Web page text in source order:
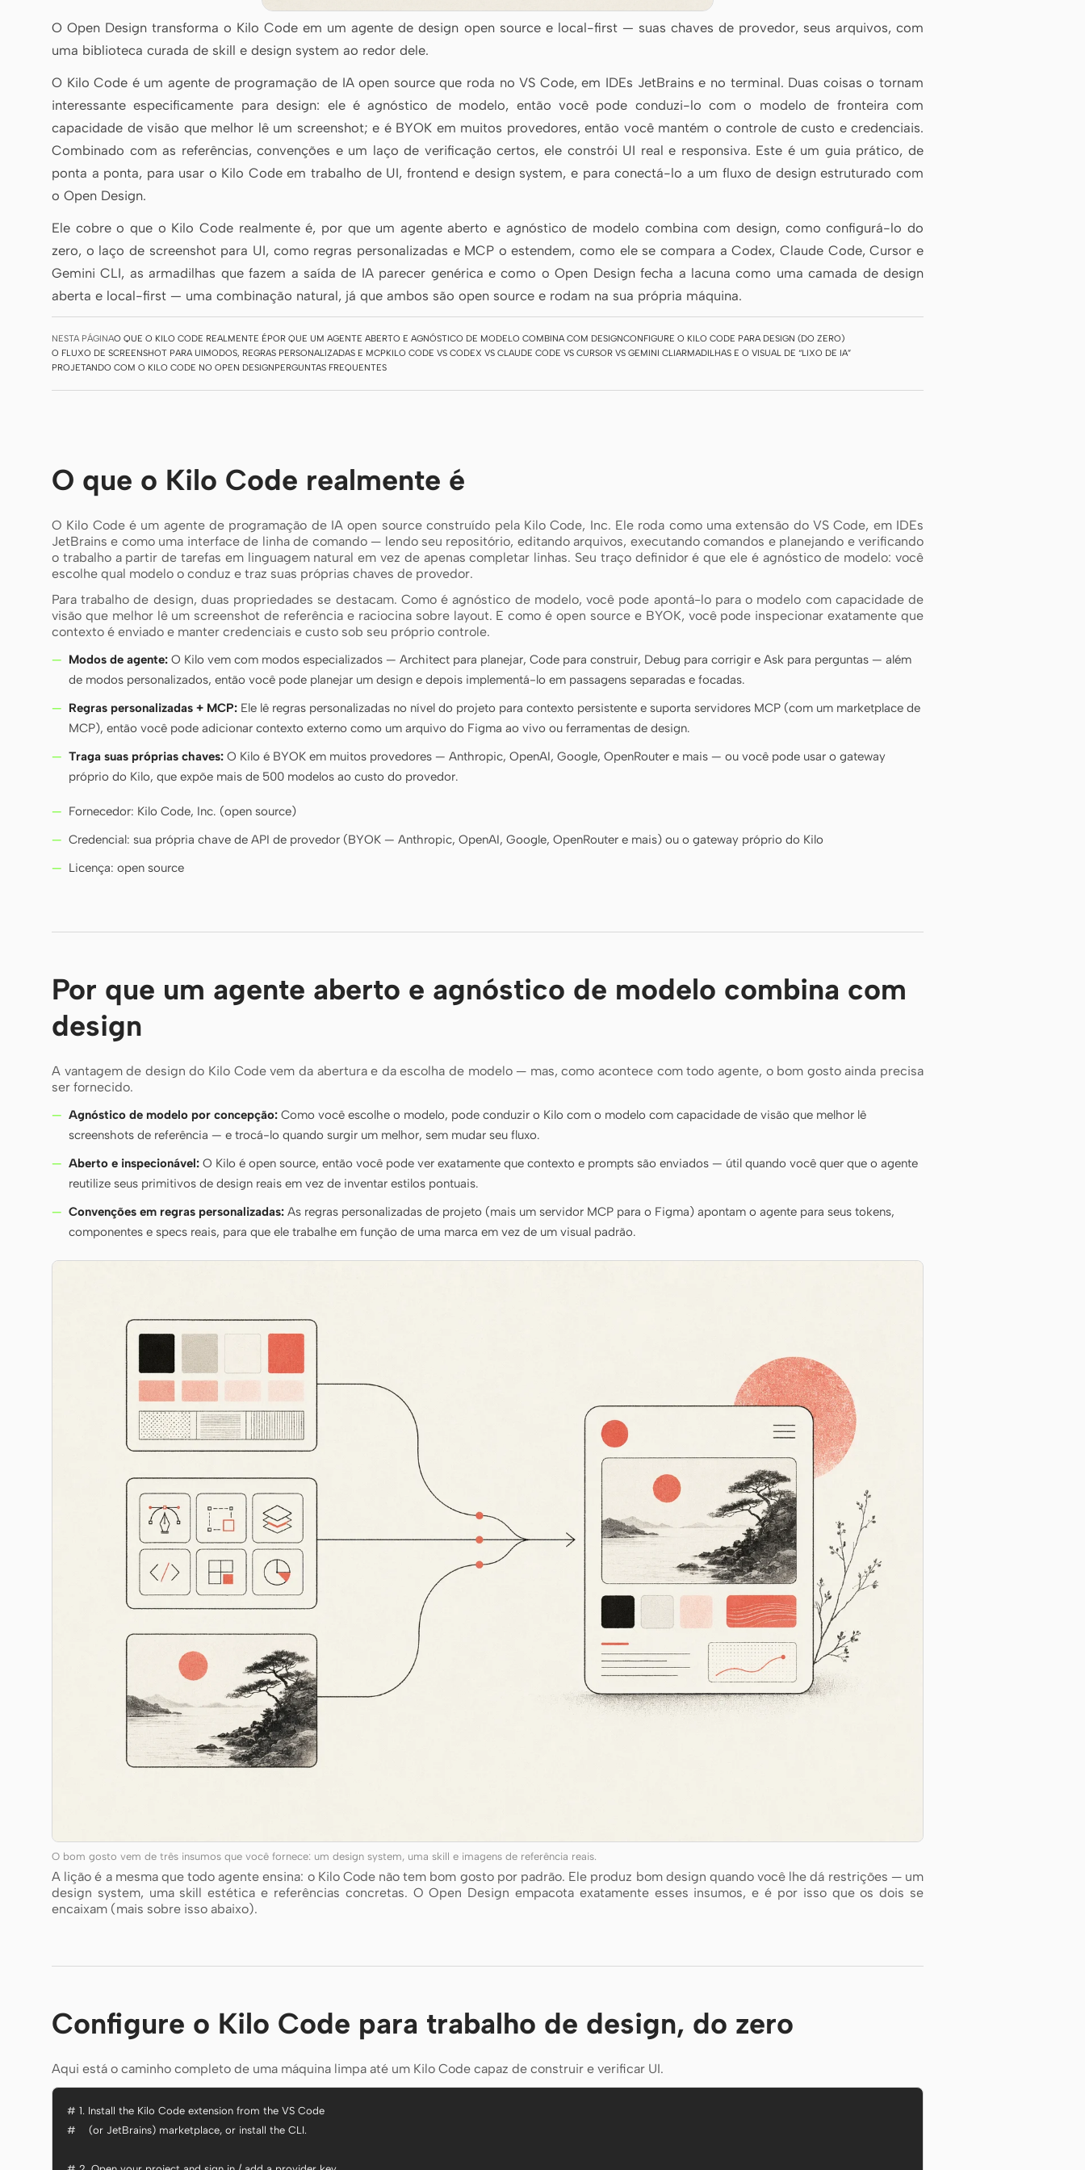
O Open Design transforma o Kilo Code em um agente de design open source e local-first — suas chaves de provedor, seus arquivos, com
uma biblioteca curada de skill e design system ao redor dele.
O Kilo Code é um agente de programação de IA open source que roda no VS Code, em IDEs JetBrains e no terminal. Duas coisas o tornam
interessante especificamente para design: ele é agnóstico de modelo, então você pode conduzi-lo com o modelo de fronteira com
capacidade de visão que melhor lê um screenshot; e é BYOK em muitos provedores, então você mantém o controle de custo e credenciais.
Combinado com as referências, convenções e um laço de verificação certos, ele constrói UI real e responsiva. Este é um guia prático, de
ponta a ponta, para usar o Kilo Code em trabalho de UI, frontend e design system, e para conectá-lo a um fluxo de design estruturado com
o Open Design.
Ele cobre o que o Kilo Code realmente é, por que um agente aberto e agnóstico de modelo combina com design, como configurá-lo do
zero, o laço de screenshot para UI, como regras personalizadas e MCP o estendem, como ele se compara a Codex, Claude Code, Cursor e
Gemini CLI, as armadilhas que fazem a saída de IA parecer genérica e como o Open Design fecha a lacuna como uma camada de design
aberta e local-first — uma combinação natural, já que ambos são open source e rodam na sua própria máquina.
NESTA PÁGINAO QUE O KILO CODE REALMENTE ÉPOR QUE UM AGENTE ABERTO E AGNÓSTICO DE MODELO COMBINA COM DESIGNCONFIGURE O KILO CODE PARA DESIGN (DO ZERO)
O FLUXO DE SCREENSHOT PARA UIMODOS, REGRAS PERSONALIZADAS E MCPKILO CODE VS CODEX VS CLAUDE CODE VS CURSOR VS GEMINI CLIARMADILHAS E O VISUAL DE “LIXO DE IA”
PROJETANDO COM O KILO CODE NO OPEN DESIGNPERGUNTAS FREQUENTES
O que o Kilo Code realmente é
O Kilo Code é um agente de programação de IA open source construído pela Kilo Code, Inc. Ele roda como uma extensão do VS Code, em IDEs
JetBrains e como uma interface de linha de comando — lendo seu repositório, editando arquivos, executando comandos e planejando e verificando
o trabalho a partir de tarefas em linguagem natural em vez de apenas completar linhas. Seu traço definidor é que ele é agnóstico de modelo: você
escolhe qual modelo o conduz e traz suas próprias chaves de provedor.
Para trabalho de design, duas propriedades se destacam. Como é agnóstico de modelo, você pode apontá-lo para o modelo com capacidade de
visão que melhor lê um screenshot de referência e raciocina sobre layout. E como é open source e BYOK, você pode inspecionar exatamente que
contexto é enviado e manter credenciais e custo sob seu próprio controle.
Modos de agente: O Kilo vem com modos especializados — Architect para planejar, Code para construir, Debug para corrigir e Ask para perguntas — além
de modos personalizados, então você pode planejar um design e depois implementá-lo em passagens separadas e focadas.
Regras personalizadas + MCP: Ele lê regras personalizadas no nível do projeto para contexto persistente e suporta servidores MCP (com um marketplace de
MCP), então você pode adicionar contexto externo como um arquivo do Figma ao vivo ou ferramentas de design.
Traga suas próprias chaves: O Kilo é BYOK em muitos provedores — Anthropic, OpenAI, Google, OpenRouter e mais — ou você pode usar o gateway
próprio do Kilo, que expõe mais de 500 modelos ao custo do provedor.
Fornecedor: Kilo Code, Inc. (open source)
Credencial: sua própria chave de API de provedor (BYOK — Anthropic, OpenAI, Google, OpenRouter e mais) ou o gateway próprio do Kilo
Licença: open source
Por que um agente aberto e agnóstico de modelo combina com
design
A vantagem de design do Kilo Code vem da abertura e da escolha de modelo — mas, como acontece com todo agente, o bom gosto ainda precisa
ser fornecido.
Agnóstico de modelo por concepção: Como você escolhe o modelo, pode conduzir o Kilo com o modelo com capacidade de visão que melhor lê
screenshots de referência — e trocá-lo quando surgir um melhor, sem mudar seu fluxo.
Aberto e inspecionável: O Kilo é open source, então você pode ver exatamente que contexto e prompts são enviados — útil quando você quer que o agente
reutilize seus primitivos de design reais em vez de inventar estilos pontuais.
Convenções em regras personalizadas: As regras personalizadas de projeto (mais um servidor MCP para o Figma) apontam o agente para seus tokens,
componentes e specs reais, para que ele trabalhe em função de uma marca em vez de um visual padrão.
O bom gosto vem de três insumos que você fornece: um design system, uma skill e imagens de referência reais.
A lição é a mesma que todo agente ensina: o Kilo Code não tem bom gosto por padrão. Ele produz bom design quando você lhe dá restrições — um
design system, uma skill estética e referências concretas. O Open Design empacota exatamente esses insumos, e é por isso que os dois se
encaixam (mais sobre isso abaixo).
Configure o Kilo Code para trabalho de design, do zero
Aqui está o caminho completo de uma máquina limpa até um Kilo Code capaz de construir e verificar UI.
# 1. Install the Kilo Code extension from the VS Code
#    (or JetBrains) marketplace, or install the CLI.